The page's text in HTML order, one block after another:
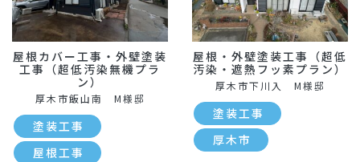
屋根カバー工事・外壁塗装
工事（超低汚染無機プラ
ン）
厚木市飯山南 M様邸
塗装工事
屋根工事
屋根・外壁塗装工事（超低
汚染・遮熱フッ素プラン）
厚木市下川入 M様邸
塗装工事
厚木市